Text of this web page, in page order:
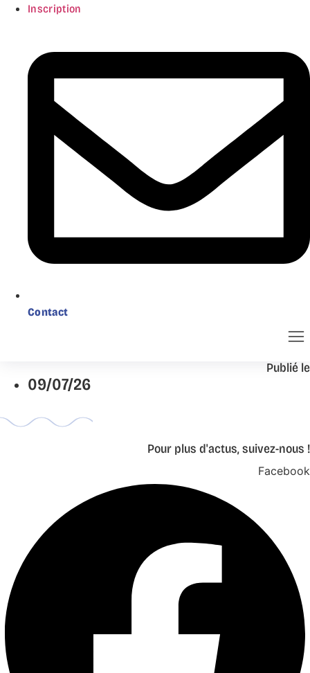
Inscription
Contact
Publié le
09/07/26
Pour plus d'actus, suivez-nous !
Facebook